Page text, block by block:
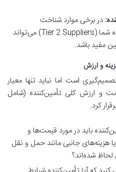
در برخی موارد شناخت
تأمین‌کنندگان خود تأمین‌کننده شما (Tier 2 Suppliers) می‌تواند
مفید باشد.
و ارزش
است اما نباید تنها معیار
و ارزش کلی تأمین‌کننده (شامل
کرد.
باید در مورد قیمت‌ها و
هزینه‌های جانبی مانند حمل و نقل
لحاظ شده‌اند؟